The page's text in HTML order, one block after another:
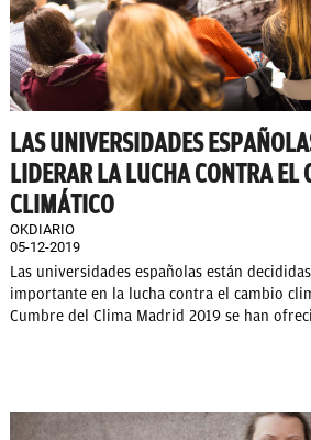
LAS UNIVERSIDADES
LIDERAR LA LUCHA CONTRA EL
CLIMÁTICO
OKDIARIO
05-12-2019
Las universidades españolas están
importante en la lucha contra el cambio
Cumbre del Clima Madrid 2019 se han